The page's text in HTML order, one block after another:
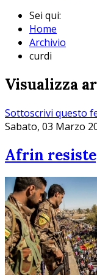
Sei qui:
Home
Archivio
curdi
Visualizza
Sottoscrivi questo
Sabato, 03 Marzo
Afrin